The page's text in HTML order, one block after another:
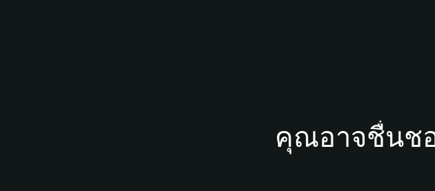
คุณอาจชื่นช